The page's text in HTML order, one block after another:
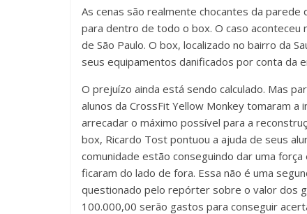
As cenas são realmente chocantes da parede
para dentro de todo o box. O caso aconteceu
de São Paulo. O box, localizado no bairro da
seus equipamentos danificados por conta da
O prejuízo ainda está sendo calculado. Mas
alunos da CrossFit Yellow Monkey tomaram a
arrecadar o máximo possível para a
box, Ricardo Tost pontuou a ajuda de seus
comunidade estão conseguindo dar uma
ficaram do lado de fora. Essa não é uma
questionado pelo repórter sobre o valor dos
100.000,00 serão gastos para conseguir